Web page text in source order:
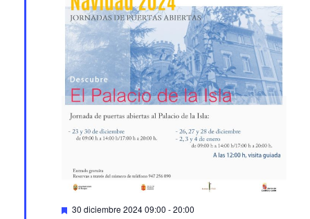
Featured
30 diciembre 2024 09:00 -20:00